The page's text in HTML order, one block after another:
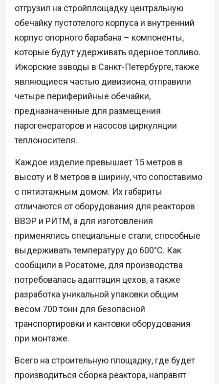
отгрузил на стройплощадку центральную
обечайку пустотелого корпуса и внутренний
корпус опорного барабана – компоненты,
которые будут удерживать ядерное топливо.
Ижорские заводы в Санкт-Петербурге, также
являющиеся частью дивизиона, отправили
четыре периферийные обечайки,
предназначенные для размещения
парогенераторов и насосов циркуляции
теплоносителя.
Каждое изделие превышает 15 метров в
высоту и 8 метров в ширину, что сопоставимо
с пятиэтажным домом. Их габариты
отличаются от оборудования для реакторов
ВВЭР и РИТМ, а для изготовления
применялись специальные стали, способные
выдерживать температуру до 600°C. Как
сообщили в Росатоме, для производства
потребовалась адаптация цехов, а также
разработка уникальной упаковки общим
весом 700 тонн для безопасной
транспортировки и кантовки оборудования
при монтаже.
Всего на строительную площадку, где будет
производиться сборка реактора, направят